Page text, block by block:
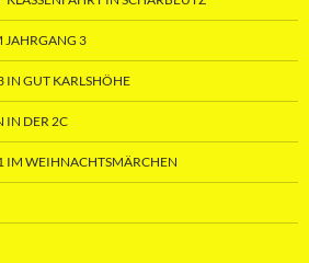
JAHRGANG 3
IN GUT KARLSHÖHE
IN DER 2C
IM WEIHNACHTSMÄRCHEN